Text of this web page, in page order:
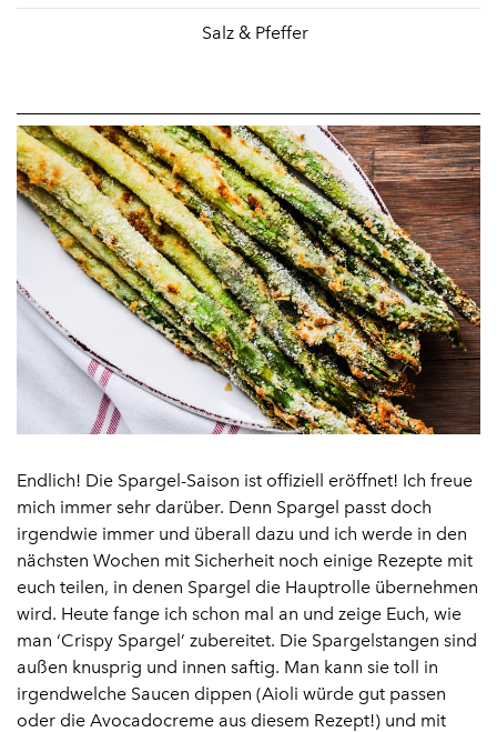
Salz & Pfeffer
Endlich! Die Spargel-Saison ist offiziell eröffnet! Ich freue
mich immer sehr darüber. Denn Spargel passt doch
irgendwie immer und überall dazu und ich werde in den
nächsten Wochen mit Sicherheit noch einige Rezepte mit
euch teilen, in denen Spargel die Hauptrolle übernehmen
wird. Heute fange ich schon mal an und zeige Euch, wie
man ‘Crispy Spargel’ zubereitet. Die Spargelstangen sind
außen knusprig und innen saftig. Man kann sie toll in
irgendwelche Saucen dippen (Aioli würde gut passen
oder die Avocadocreme aus diesem Rezept!) und mit